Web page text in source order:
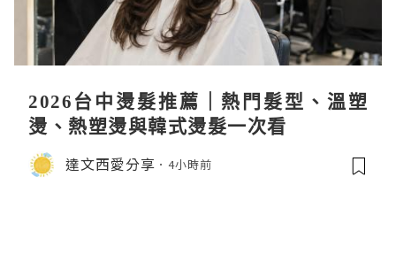
2026台中燙髮推薦｜熱門髮型、溫塑
燙、熱塑燙與韓式燙髮一次看
達文西愛分享 4小時前